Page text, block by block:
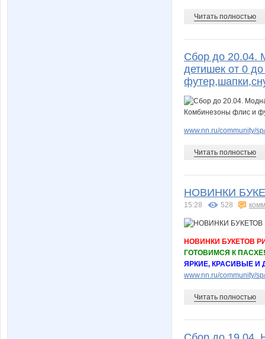
Читать полностью
Сбор до 20.04.
детишек от 0
www.nn.ru/community/
Читать полностью
НОВИНКИ
15:28 528
НОВИНКИ БУКЕТОВ
ГОТОВИМСЯ К ПАСХЕ!
ЯРКИЕ, КРАСИВЫЕ И
www.nn.ru/community/
Читать полностью